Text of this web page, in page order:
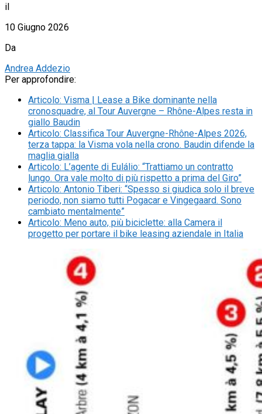
il
10 Giugno 2026
Da
Andrea Addezio
Per approfondire:
Articolo: Visma | Lease a Bike dominante nella
cronosquadre, al Tour Auvergne – Rhône-Alpes resta in
giallo Baudin
Articolo: Classifica Tour Auvergne-Rhône-Alpes 2026,
terza tappa: la Visma vola nella crono. Baudin difende la
maglia gialla
Articolo: L’agente di Eulálio: “Trattiamo un contratto
lungo. Ora vale molto di più rispetto a prima del Giro”
Articolo: Antonio Tiberi: “Spesso si giudica solo il breve
periodo, non siamo tutti Pogacar e Vingegaard. Sono
cambiato mentalmente”
Articolo: Meno auto, più biciclette: alla Camera il
progetto per portare il bike leasing aziendale in Italia